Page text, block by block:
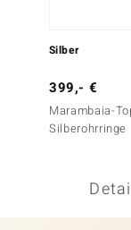
BY DE MELO
Silber
399,- €
Marambaia-
Silberohrringe